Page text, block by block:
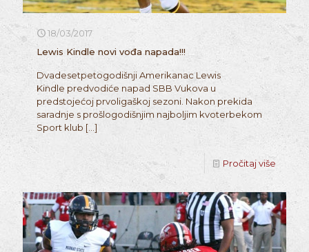
18/03/2017
Lewis Kindle novi vođa napada!!!
Dvadesetpetogodišnji Amerikanac Lewis
Kindle predvodiće napad SBB Vukova u
predstojećoj prvoligaškoj sezoni. Nakon prekida
saradnje s prošlogodišnjim najboljim kvoterbekom
Sport klub […]
Pročitaj više